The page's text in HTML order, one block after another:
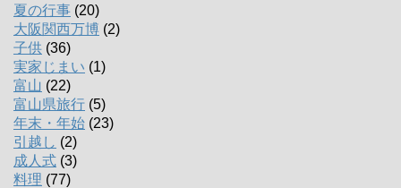
夏の行事 (20)
大阪関西万博 (2)
子供 (36)
実家じまい (1)
富山 (22)
富山県旅行 (5)
年末・年始 (23)
引越し (2)
成人式 (3)
料理 (77)